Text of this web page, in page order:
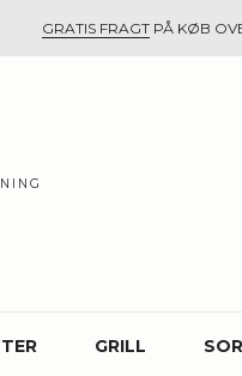
GRATIS FRAGTPÅ KØB
GRILL